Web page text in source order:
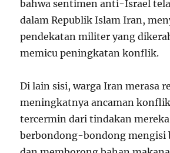
bahwa sentimen anti-Israel
dalam Republik Islam Iran,
pendekatan militer yang
memicu peningkatan konflik.
Di lain sisi, warga Iran merasa
meningkatnya ancaman
tercermin dari tindakan
berbondong-bondong mengisi